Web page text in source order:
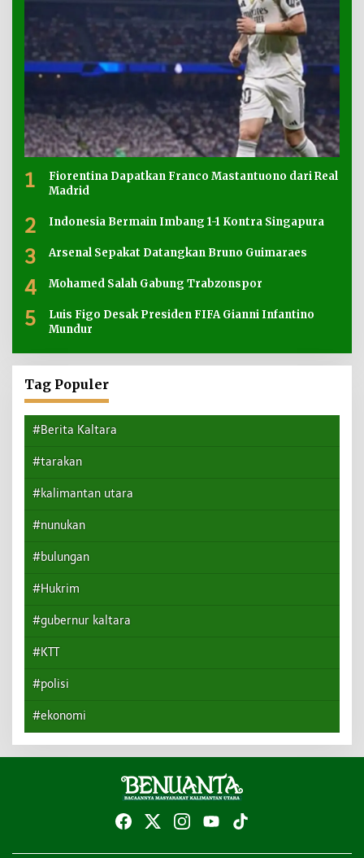
1
Fiorentina Dapatkan Franco Mastantuono dari Real
Madrid
2 Indonesia Bermain Imbang 1-1 Kontra Singapura
3 Arsenal Sepakat Datangkan Bruno Guimaraes
4 Mohamed Salah Gabung Trabzonspor
5
Luis Figo Desak Presiden FIFA Gianni Infantino
Mundur
Tag Populer
#Berita Kaltara
#tarakan
#kalimantan utara
#nunukan
#bulungan
#Hukrim
#gubernur kaltara
#KTT
#polisi
#ekonomi